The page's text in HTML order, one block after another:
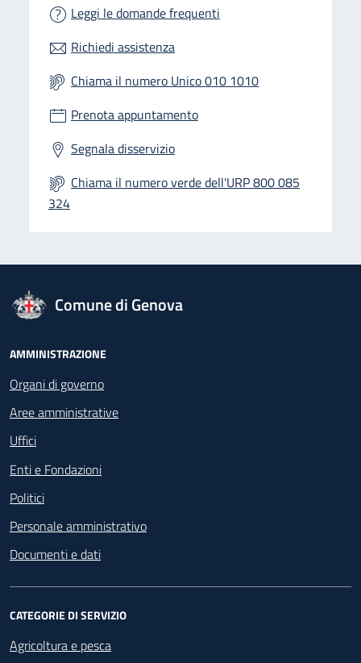
Leggi le domande frequenti
Richiedi assistenza
Chiama il numero Unico 010 1010
Prenota appuntamento
Segnala disservizio
Chiama il numero verde dell'URP 800 085
324
logo Unione Europea
Comune di Genova
Footer - Navigazione
AMMINISTRAZIONE
Organi di governo
Aree amministrative
Uffici
Enti e Fondazioni
Politici
Personale amministrativo
Documenti e dati
CATEGORIE DI SERVIZIO
Agricoltura e pesca